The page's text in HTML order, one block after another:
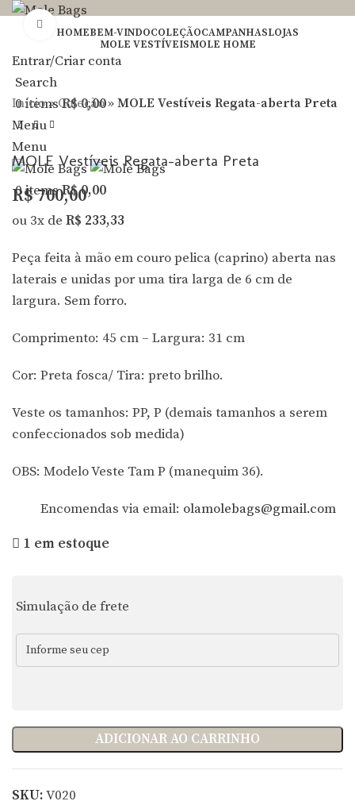
HOMEBEM-VINDOCOLEÇÃOCAMPANHASLOJAS
MOLE VESTÍVEISMOLE HOME
Entrar/Criar conta
Search
0items R$0,00
Menu
Menu
0itemsR$0,00
Início»Coleção» MOLE Vestíveis Regata-aberta Preta
MOLE Vestíveis Regata-aberta Preta
R$700,00
ou 3x de R$ 233,33
Peça feita à mão em couro pelica (caprino) aberta nas
laterais e unidas por uma tira larga de 6 cm de
largura. Sem forro.
Comprimento: 45 cm – Largura: 31 cm
Cor: Preta fosca/ Tira: preto brilho.
Veste os tamanhos: PP, P (demais tamanhos a serem
confeccionados sob medida)
OBS: Modelo Veste Tam P (manequim 36).
Encomendas via email: olamolebags@gmail.com
1 em estoque
Simulação de frete
ADICIONAR AO CARRINHO
SKU:V020